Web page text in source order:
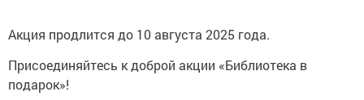
Акция продлится до 10 августа 2025 года.
Присоединяйтесь к доброй акции «Библиотека в
подарок»!